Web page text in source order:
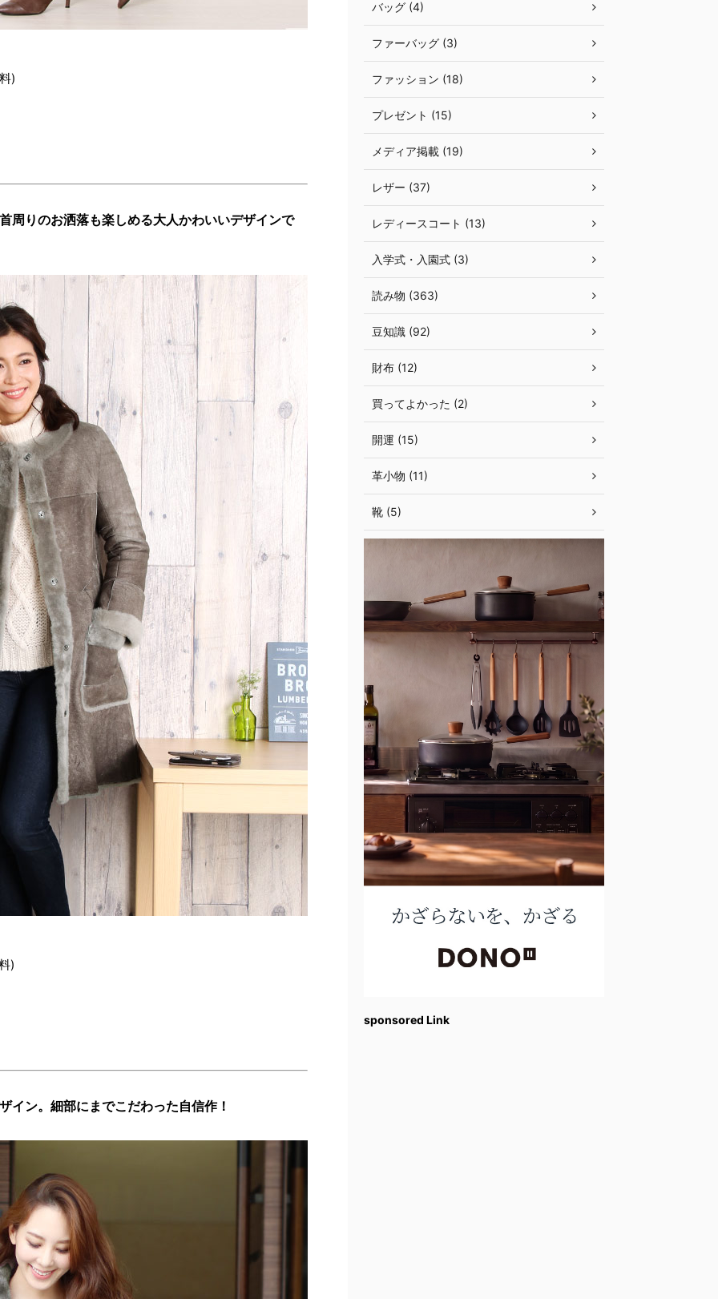
)
周りのお洒落も楽しめる大人かわいいデザインで
)
イン。細部にまでこだわった自信作！
バッグ (4)
ファーバッグ (3)
ファッション (18)
プレゼント (15)
メディア掲載 (19)
レザー (37)
レディースコート (13)
入学式・入園式 (3)
読み物 (363)
豆知識 (92)
財布 (12)
買ってよかった (2)
開運 (15)
革小物 (11)
靴 (5)
sponsored Link